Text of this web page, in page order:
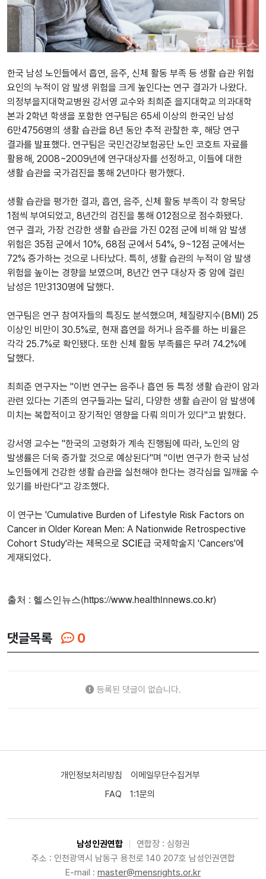
한국 남성 노인들에서 흡연, 음주, 신체 활동 부족 등 생활 습관 위험
요인의 누적이 암 발생 위험을 크게 높인다는 연구 결과가 나왔다.
의정부을지대학교병원 강서영 교수와 최희준 을지대학교 의과대학
본과 2학년 학생을 포함한 연구팀은 65세 이상의 한국인 남성
6만4756명의 생활 습관을 8년 동안 추적 관찰한 후, 해당 연구
결과를 발표했다. 연구팀은 국민건강보험공단 노인 코호트 자료를
활용해, 2008~2009년에 연구대상자를 선정하고, 이들에 대한
생활 습관을 국가검진을 통해 2년마다 평가했다.
생활 습관을 평가한 결과, 흡연, 음주, 신체 활동 부족이 각 항목당
1점씩 부여되었고, 8년간의 검진을 통해 012점으로 점수화됐다.
연구 결과, 가장 건강한 생활 습관을 가진 02점 군에 비해 암 발생
위험은 35점 군에서 10%, 68점 군에서 54%, 9~12점 군에서는
72% 증가하는 것으로 나타났다. 특히, 생활 습관의 누적이 암 발생
위험을 높이는 경향을 보였으며, 8년간 연구 대상자 중 암에 걸린
남성은 1만3130명에 달했다.
연구팀은 연구 참여자들의 특징도 분석했으며, 체질량지수(BMI) 25
이상인 비만이 30.5%로, 현재 흡연을 하거나 음주를 하는 비율은
각각 25.7%로 확인됐다. 또한 신체 활동 부족률은 무려 74.2%에
달했다.
최희준 연구자는 "이번 연구는 음주나 흡연 등 특정 생활 습관이 암과
관련 있다는 기존의 연구들과는 달리, 다양한 생활 습관이 암 발생에
미치는 복합적이고 장기적인 영향을 다뤄 의미가 있다"고 밝혔다.
강서영 교수는 "한국의 고령화가 계속 진행됨에 따라, 노인의 암
발생률은 더욱 증가할 것으로 예상된다"며 "이번 연구가 한국 남성
노인들에게 건강한 생활 습관을 실천해야 한다는 경각심을 일깨울 수
있기를 바란다"고 강조했다.
이 연구는 'Cumulative Burden of Lifestyle Risk Factors on
Cancer in Older Korean Men: A Nationwide Retrospective
Cohort Study'라는 제목으로 SCIE급 국제학술지 'Cancers'에
게재되었다.
출처 : 헬스인뉴스(https://www.healthinnews.co.kr)
댓글목록 0
등록된 댓글이 없습니다.
개인정보처리방침
이메일무단수집거부
FAQ
1:1문의
남성인권연합
연합장 : 심형권
주소 : 인천광역시 남동구 용천로 140 207호 남성인권연합
E-mail : master@mensrights.or.kr